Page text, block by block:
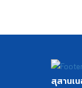
สุสานเ